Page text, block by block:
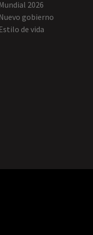
2026
gobierno
de vida